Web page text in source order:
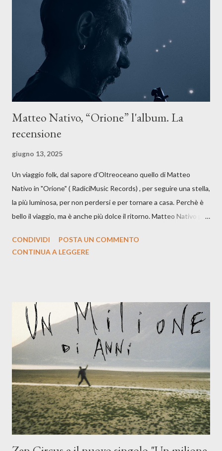
forma di assoluzione, nel vivere e nel suonare, nel trovare respiro
anche quando l’aria sembra farsi più densa. Il brano è anche una
dichiarazione d’intenti: Cico Messina apre il suo nuovo percorso
artistico con una composizi...
Matteo Nativo, “Orione” l'album. La
recensione
giugno 13, 2025
Un viaggio folk, dal sapore d'Oltreoceano quello di Matteo
Nativo in "Orione" ( RadiciMusic Records) , per seguire una stella,
la più luminosa, per non perdersi e per tornare a casa. Perchè è
bello il viaggio, ma è anche più dolce il ritorno. Matteo Nativo per
indubbiamente matura e consapevole oltre che con ottimi
Dicevamo. Ed è da qui che il nostro inizia questo concept
musicale, con " Che ora è" , raccontando la separazione dalla
moglie, del senso di sconfitta e del caldo afoso che opprime,
giusta condizione di sopraffazione: "Non so che ora è, che giorno
è, di questa estate che...". E' raro fare uscire come singolo una
cover, ma...
CONDIVIDI
POSTA UN COMMENTO
CONTINUA A LEGGERE